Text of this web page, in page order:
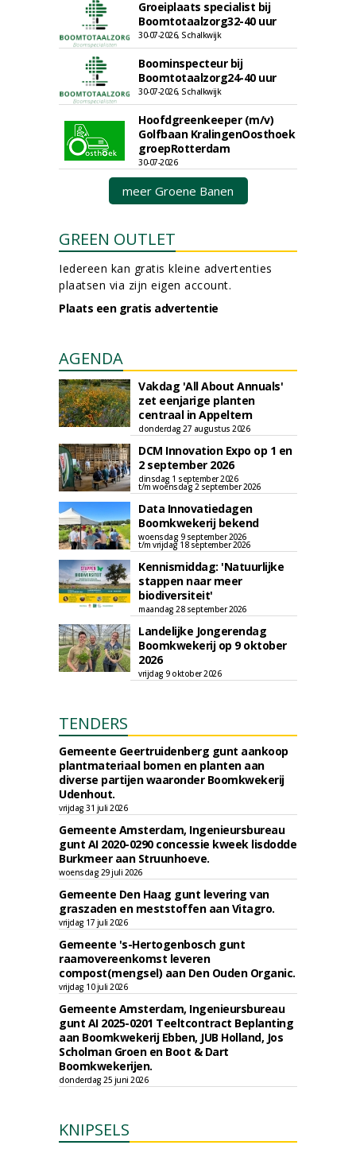
Groeiplaats specialist bij
Boomtotaalzorg32-40 uur
30-07-2026, Schalkwijk
Boominspecteur bij
Boomtotaalzorg24-40 uur
30-07-2026, Schalkwijk
Hoofdgreenkeeper (m/v)
Golfbaan KralingenOosthoek
groepRotterdam
30-07-2026
meer Groene Banen
GREEN OUTLET
Iedereen kan gratis kleine advertenties
plaatsen via zijn eigen account.
Plaats een gratis advertentie
AGENDA
Vakdag 'All About Annuals'
zet eenjarige planten
centraal in Appeltern
donderdag 27 augustus 2026
DCM Innovation Expo op 1 en
2 september 2026
dinsdag 1 september 2026
t/m woensdag 2 september 2026
Data Innovatiedagen
Boomkwekerij bekend
woensdag 9 september 2026
t/m vrijdag 18 september 2026
Kennismiddag: 'Natuurlijke
stappen naar meer
biodiversiteit'
maandag 28 september 2026
Landelijke Jongerendag
Boomkwekerij op 9 oktober
2026
vrijdag 9 oktober 2026
TENDERS
Gemeente Geertruidenberg gunt aankoop
plantmateriaal bomen en planten aan
diverse partijen waaronder Boomkwekerij
Udenhout.
vrijdag 31 juli 2026
Gemeente Amsterdam, Ingenieursbureau
gunt AI 2020-0290 concessie kweek lisdodde
Burkmeer aan Struunhoeve.
woensdag 29 juli 2026
Gemeente Den Haag gunt levering van
graszaden en meststoffen aan Vitagro.
vrijdag 17 juli 2026
Gemeente 's-Hertogenbosch gunt
raamovereenkomst leveren
compost(mengsel) aan Den Ouden Organic.
vrijdag 10 juli 2026
Gemeente Amsterdam, Ingenieursbureau
gunt AI 2025-0201 Teeltcontract Beplanting
aan Boomkwekerij Ebben, JUB Holland, Jos
Scholman Groen en Boot & Dart
Boomkwekerijen.
donderdag 25 juni 2026
KNIPSELS